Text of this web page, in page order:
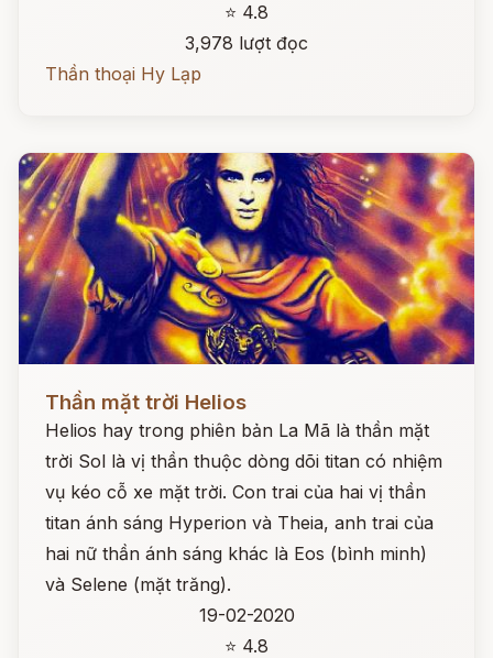
⭐ 4.8
3,978 lượt đọc
Thần thoại Hy Lạp
Đọc ngay
Thần mặt trời Helios
Helios hay trong phiên bản La Mã là thần mặt
trời Sol là vị thần thuộc dòng dõi titan có nhiệm
vụ kéo cỗ xe mặt trời. Con trai của hai vị thần
titan ánh sáng Hyperion và Theia, anh trai của
hai nữ thần ánh sáng khác là Eos (bình minh)
và Selene (mặt trăng).
19-02-2020
⭐ 4.8